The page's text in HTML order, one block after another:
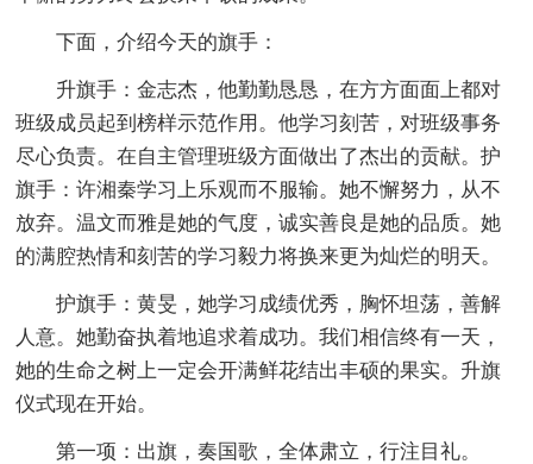
下面，介绍今天的旗手：
升旗手：金志杰，他勤勤恳恳，在方方面面上都对
班级成员起到榜样示范作用。他学习刻苦，对班级事务
尽心负责。在自主管理班级方面做出了杰出的贡献。护
旗手：许湘秦学习上乐观而不服输。她不懈努力，从不
放弃。温文而雅是她的气度，诚实善良是她的品质。她
的满腔热情和刻苦的学习毅力将换来更为灿烂的明天。
护旗手：黄旻，她学习成绩优秀，胸怀坦荡，善解
人意。她勤奋执着地追求着成功。我们相信终有一天，
她的生命之树上一定会开满鲜花结出丰硕的果实。升旗
仪式现在开始。
第一项：出旗，奏国歌，全体肃立，行注目礼。